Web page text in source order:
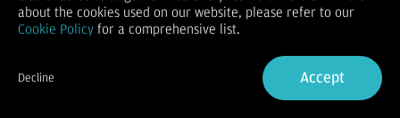
kamu miliki. Tapi, apa sebenarnya arti staking crypto,
bagaimana cara kerjanya, dan apakah benar bisa menjadi
Apa Itu Staking Crypto?
Staking crypto adalah proses mengunci sejumlah aset kripto
Trade with a Trusted Broker
Sign in
about the cookies used on our website, please refer to our
Cookie Policy for a comprehensive list.
Decline Accept